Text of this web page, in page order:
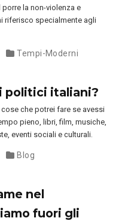
la non-violenza e
riferisco specialmente agli
Tempi-Moderni
politici italiani?
che potrei fare se avessi
pieno, libri, film, musiche,
eventi sociali e culturali.
Blog
nel
fuori gli